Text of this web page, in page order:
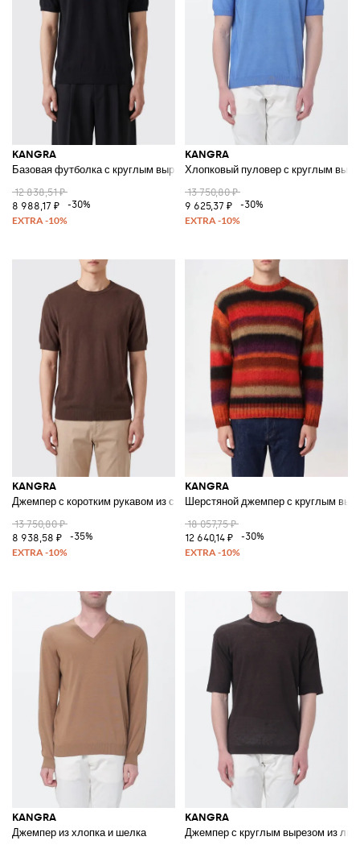
KANGRA
Базовая футболка с круглым вырезом и коротким рукавом из чистого
12 838,51 ₽
8 988,17 ₽
-30%
KANGRA
Хлопковый пуловер с круглым
13 750,80 ₽
9 625,37 ₽
-30%
KANGRA
Джемпер с коротким рукавом из смесового хлопка, приталенный крой
13 750,80 ₽
8 938,58 ₽
-35%
KANGRA
Шерстяной джемпер с круглым
18 057,75 ₽
12 640,14 ₽
-30%
KANGRA
Джемпер из хлопка и шелка
KANGRA
Джемпер с круглым вырезом из